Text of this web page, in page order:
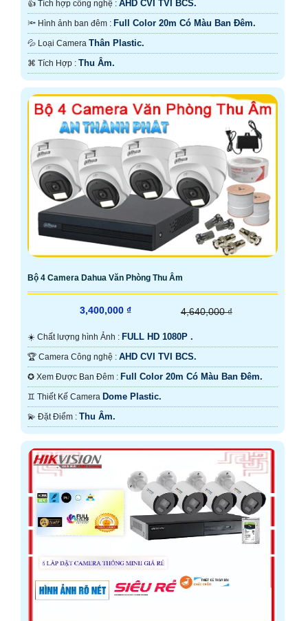
👍 Tích hợp công nghệ : AHD CVI TVI BCS.
🔦 Hình ảnh ban đêm : Full Color 20m Có Màu Ban Ðêm.
💦 Loại Camera Thân Plastic.
️⌘ Tích Hợp : Thu Âm.
Bộ 4 Camera Dahua Văn Phòng Thu Âm
3,400,000 ₫ 4,640,000 ₫
☀️ Chất lượng hình Ảnh : FULL HD 1080P .
🏆 Camera Công nghệ : AHD CVI TVI BCS.
✪ Xem Được Ban Đêm : Full Color 20m Có Màu Ban Ðêm.
♊ Thiết Kế Camera Dome Plastic.
️💫 Đặt Điểm : Thu Âm.